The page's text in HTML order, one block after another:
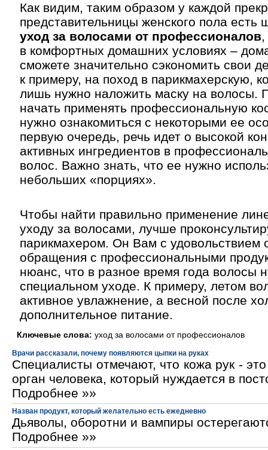
Как видим, таким образом у каждой
представительницы женского пола есть
уход за волосами от профессионалов
в комфортных домашних условиях –
сможете значительно сэкономить свои
к примеру, на поход в парикмахерскую,
лишь нужно наложить маску на волосы.
начать применять профессиональную
нужно ознакомиться с некоторыми ее
первую очередь, речь идет о высокой
активных ингредиентов в
волос. Важно знать, что ее нужно
небольших «порциях».
Чтобы найти правильно применение
уходу за волосами, лучше
парикмахером. Он Вам с удовольствием
обращения с профессиональными
нюанс, что в разное время года волосы
специальном уходе. К примеру, летом
активное увлажнение, а весной после
дополнительное питание.
Ключевые слова: уход за волосами от профессионалов
Врачи рассказали, почему появляются цыпки на руках
Специалисты отмечают, что кожа рук -
орган человека, который нуждается в
Подробнее »»
Назван продукт, который желательно есть ежедневно
Дьяволы, оборотни и вампиры
Подробнее »»